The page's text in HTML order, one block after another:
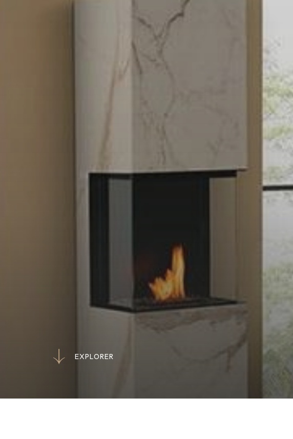
EXPLORER